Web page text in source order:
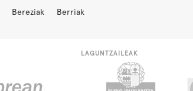
Bereziak Berriak
LAGUNTZAILEAK